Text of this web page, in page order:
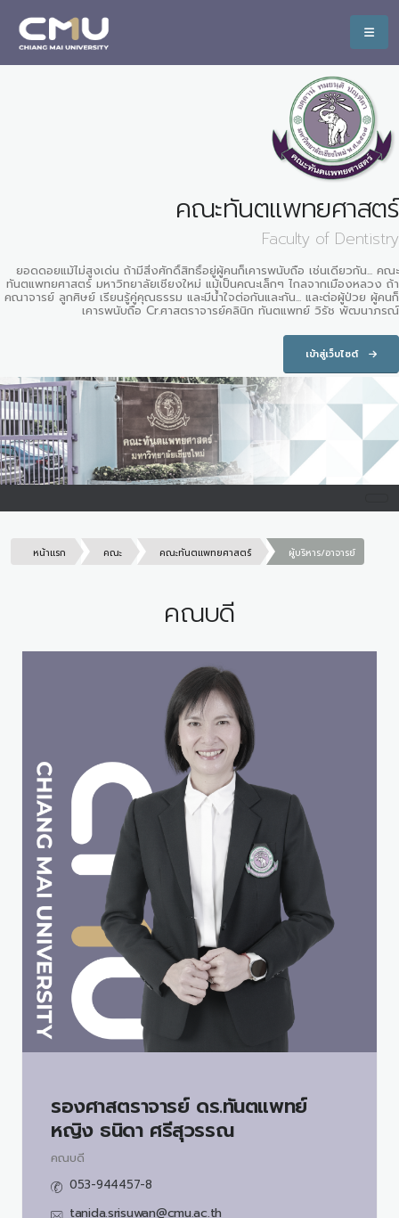
คณะทันตแพทยศาสตร์
Faculty of Dentistry
ยอดดอยแม้ไม่สูงเด่น ถ้ามีสิ่งศักดิ์สิทธิ์อยู่ผู้คนก็เคารพนับถือ เช่นเดียวกัน... คณะ
ทันตแพทยศาสตร์ มหาวิทยาลัยเชียงใหม่ แม้เป็นคณะเล็กๆ ไกลจากเมืองหลวง ถ้า
คณาจารย์ ลูกศิษย์ เรียนรู้คู่คุณธรรม และมีน้ำใจต่อกันและกัน... และต่อผู้ป่วย ผู้คนก็
เคารพนับถือ Cr.ศาสตราจารย์คลินิก ทันตแพทย์ วิรัช พัฒนาภรณ์
เข้าสู่เว็บไซต์
หน้าแรก คณะ คณะทันตแพทยศาสตร์ ผู้บริหาร/อาจารย์
คณบดี
รองศาสตราจารย์ ดร.ทันตแพทย์
หญิง ธนิดา ศรีสุวรรณ
คณบดี
053-944457-8
tanida.srisuwan@cmu.ac.th